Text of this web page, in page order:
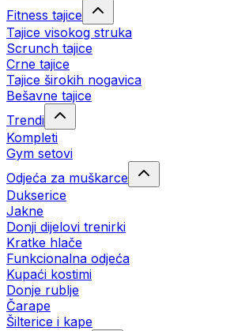
Fitness tajice
Tajice visokog struka
Scrunch tajice
Crne tajice
Tajice širokih nogavica
Bešavne tajice
Trendi
Kompleti
Gym setovi
Odjeća za muškarce
Dukserice
Jakne
Donji dijelovi trenirki
Kratke hlače
Funkcionalna odjeća
Kupaći kostimi
Donje rublje
Čarape
Šilterice i kape